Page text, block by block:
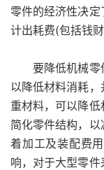
零件的经济性决
计出耗费(包括钱
要降低机械零件
以降低材料消耗
重材料，可以降
简化零件结构，
着加工及装配费
响，对于大型零